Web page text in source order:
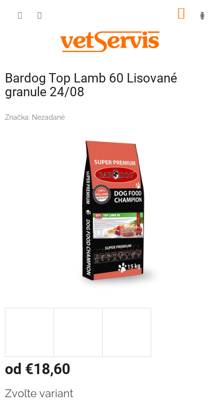
Bardog Top Lamb 60 Lisované
granule 24/08
Značka: Nezadané
od €18,60
cena:
Zvoľte variant